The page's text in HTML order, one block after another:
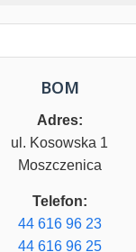
BOM
Adres:
ul. Kosowska 1
Moszczenica
Telefon:
44 616 96 23
44 616 96 25